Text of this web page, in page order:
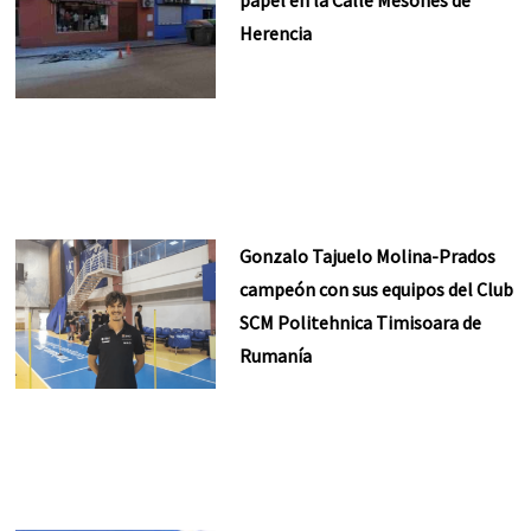
Herencia
Gonzalo Tajuelo Molina-Prados
campeón con sus equipos del Club
SCM Politehnica Timisoara de
Rumanía